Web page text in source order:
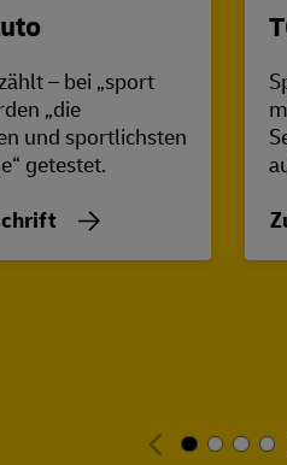
– bei „sport
„die
und sportlichsten
getestet.